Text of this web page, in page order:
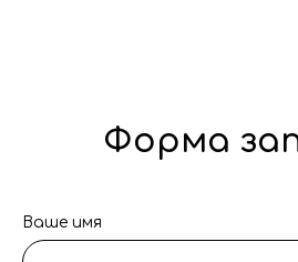
Форма
Ваше имя